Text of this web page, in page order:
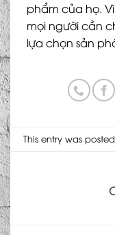
phẩm của họ.
mọi người cần
lựa chọn sản
This entry was